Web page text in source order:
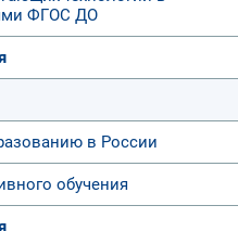
ФГОС ДО
в России
обучения